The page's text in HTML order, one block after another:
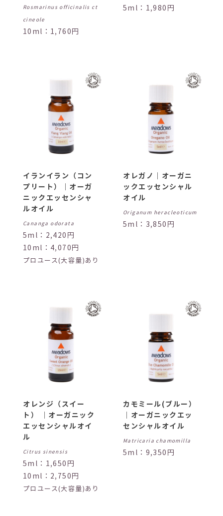
Rosmarinus officinalis ct
cineole
10ml：1,760円
5ml：1,980円
イランイラン（コン
プリート）｜オーガ
ニックエッセンシャ
ルオイル
Cananga odorata
5ml：2,420円
10ml：4,070円
プロユース(大容量)あり
オレガノ｜オーガニ
ックエッセンシャル
オイル
Origanum heracleoticum
5ml：3,850円
オレンジ（スイー
ト） ｜オーガニック
エッセンシャルオイ
ル
Citrus sinensis
5ml：1,650円
10ml：2,750円
プロユース(大容量)あり
カモミール(ブルー）
｜オーガニックエッ
センシャルオイル
Matricaria chamomilla
5ml：9,350円